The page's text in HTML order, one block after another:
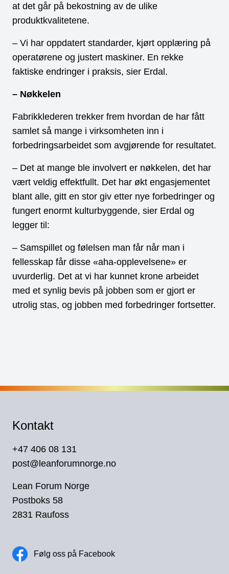
at det går på bekostning av de ulike
produktkvalitetene.
– Vi har oppdatert standarder, kjørt opplæring på
operatørene og justert maskiner. En rekke
faktiske endringer i praksis, sier Erdal.
– Nøkkelen
Fabrikklederen trekker frem hvordan de har fått
samlet så mange i virksomheten inn i
forbedringsarbeidet som avgjørende for resultatet.
– Det at mange ble involvert er nøkkelen, det har
vært veldig effektfullt. Det har økt engasjementet
blant alle, gitt en stor giv etter nye forbedringer og
fungert enormt kulturbyggende, sier Erdal og
legger til:
– Samspillet og følelsen man får når man i
fellesskap får disse «aha-opplevelsene» er
uvurderlig. Det at vi har kunnet krone arbeidet
med et synlig bevis på jobben som er gjort er
utrolig stas, og jobben med forbedringer fortsetter.
Kontakt
+47 406 08 131
post@leanforumnorge.no
Lean Forum Norge
Postboks 58
2831 Raufoss
Følg oss på Facebook